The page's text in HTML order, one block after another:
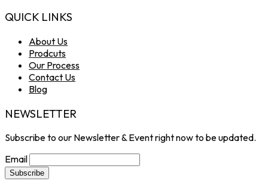
QUICK LINKS
About Us
Prodcuts
Our Process
Contact Us
Blog
NEWSLETTER
Subscribe to our Newsletter & Event right now to be updated.
Email